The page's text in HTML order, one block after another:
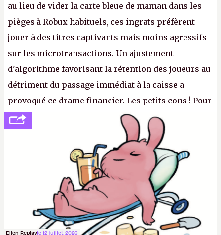
au lieu de vider la carte bleue de maman dans les
pièges à Robux habituels, ces ingrats préfèrent
jouer à des titres captivants mais moins agressifs
sur les microtransactions. Un ajustement
d'algorithme favorisant la rétention des joueurs au
détriment du passage immédiat à la caisse a
provoqué ce drame financier. Les petits cons ! Pour
se consoler, le PDG David Baszucki peut compter
sur le déblocage du jeu en Russie et l'explosion des
joueurs majeurs (+32 %). L'avenir appartient donc
aux adultes, qui ne sont jamais que des enfants
avec du pouvoir d'achat.P.
Ellen Replayle 12 juillet 2026